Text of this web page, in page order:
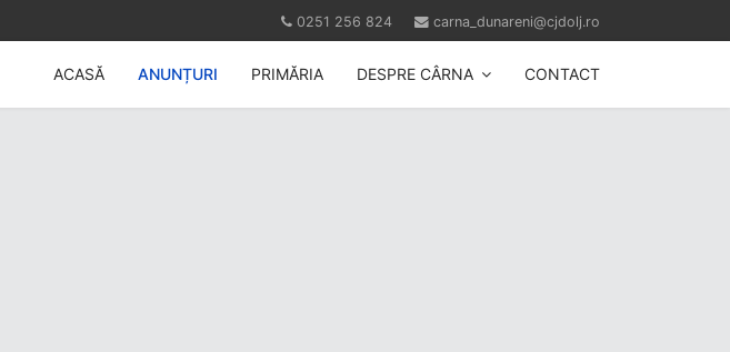
0251 256 824 carna_dunareni@cjdolj.ro
ACASĂ ANUNȚURI PRIMĂRIA DESPRE CÂRNA CONTACT